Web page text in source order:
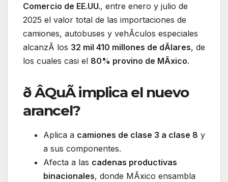
Comercio de EE.UU., entre enero y julio de
2025 el valor total de las importaciones de
camiones, autobuses y vehÃculos especiales
alcanzÃ los 32 mil 410 millones de dÃlares, de
los cuales casi el 80% provino de MÃxico.
ð ÂQuÃ implica el nuevo
arancel?
Aplica a camiones de clase 3 a clase 8 y
a sus componentes.
Afecta a las cadenas productivas
binacionales, donde MÃxico ensambla